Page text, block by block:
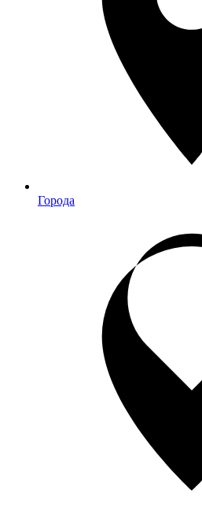
Города